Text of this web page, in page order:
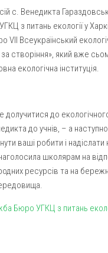
Пресвятої Богородиці (м.
області
в храм Богородиці (м.
Божої Неустанної Помочі
Павлівський монастир
милосердя Св.
Пресвятої
Великого
с. Венедикта
з питань екології у
VII Всеукраїнський
за створіння», який вже
екологічна інституція.
до
до учнів, – а
ваші робити і надіслати
школярам на
ресурсів та на
Бюро УГКЦ з питань